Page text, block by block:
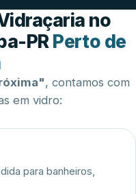
no
PR Perto de
, contamos com
em vidro:
para banheiros,